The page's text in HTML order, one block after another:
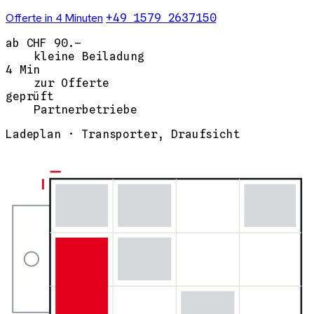
Offerte in 4 Minuten +49 1579 2637150
ab CHF 90.–
kleine Beiladung
4 Min
zur Offerte
geprüft
Partnerbetriebe
Ladeplan · Transporter, Draufsicht